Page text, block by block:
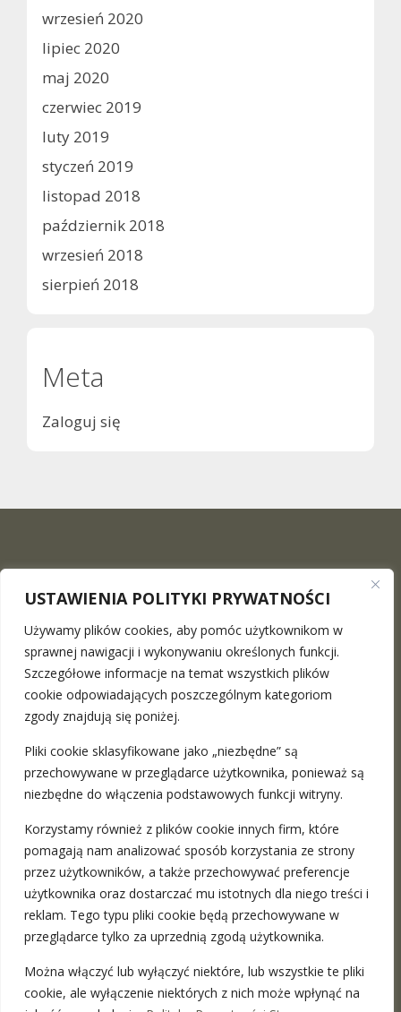
USTAWIENIA POLITYKI PRYWATNOŚCI
Używamy plików cookies, aby pomóc użytkownikom w
sprawnej nawigacji i wykonywaniu określonych funkcji.
Szczegółowe informacje na temat wszystkich plików
cookie odpowiadających poszczególnym kategoriom
zgody znajdują się poniżej.
Pliki cookie sklasyfikowane jako „niezbędne” są
przechowywane w przeglądarce użytkownika, ponieważ są
niezbędne do włączenia podstawowych funkcji witryny.
Korzystamy również z plików cookie innych firm, które
pomagają nam analizować sposób korzystania ze strony
przez użytkowników, a także przechowywać preferencje
użytkownika oraz dostarczać mu istotnych dla niego treści i
reklam. Tego typu pliki cookie będą przechowywane w
przeglądarce tylko za uprzednią zgodą użytkownika.
Można włączyć lub wyłączyć niektóre, lub wszystkie te pliki
cookie, ale wyłączenie niektórych z nich może wpłynąć na
wrzesień 2020
lipiec 2020
maj 2020
czerwiec 2019
luty 2019
styczeń 2019
listopad 2018
październik 2018
wrzesień 2018
sierpień 2018
Meta
Zaloguj się
The Maciej Surowiec Law Firmis a place where you can
find a professional legal advice in the full range. We provide
remote onesmore
ADRESY:
Warszawa, ul. Nowy Świat 49 / 201
Katowice, ul. Francuska 35
Polityka Prywatności
Regulamin Usług On-Line